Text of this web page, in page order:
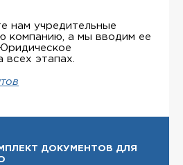
нам учредительные
компанию, а мы вводим ее
этапах.
ДОКУМЕНТОВ ДЛЯ